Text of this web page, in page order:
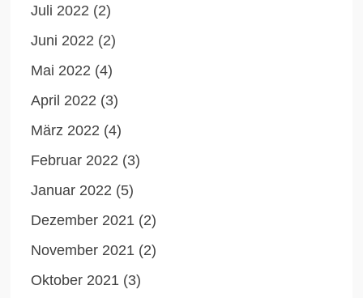
Juli 2022 (2)
Juni 2022 (2)
Mai 2022 (4)
April 2022 (3)
März 2022 (4)
Februar 2022 (3)
Januar 2022 (5)
Dezember 2021 (2)
November 2021 (2)
Oktober 2021 (3)